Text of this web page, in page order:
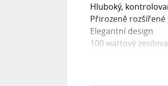
Hluboký,
Přirozeně rozšířené
Elegantní design
100 wattový